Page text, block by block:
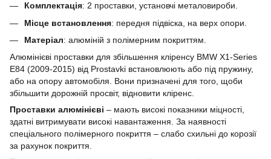
Комплектація: 2 проставки, установчі металовироби.
Місце встановлення: передня підвіска, на верх опори.
Матеріал: алюміній з полімерним покриттям.
Алюмінієві проставки для збільшення кліренсу BMW X1-Series
E84 (2009-2015) від Prostavki встановлюють або під пружину,
або на опору автомобіля. Вони призначені для того, щоби
збільшити дорожній просвіт, відновити кліренс.
Проставки алюмінієві – мають високі показники міцності,
здатні витримувати високі навантаження. За наявності
спеціального полімерного покриття – слабо схильні до корозії
за рахунок покриття.